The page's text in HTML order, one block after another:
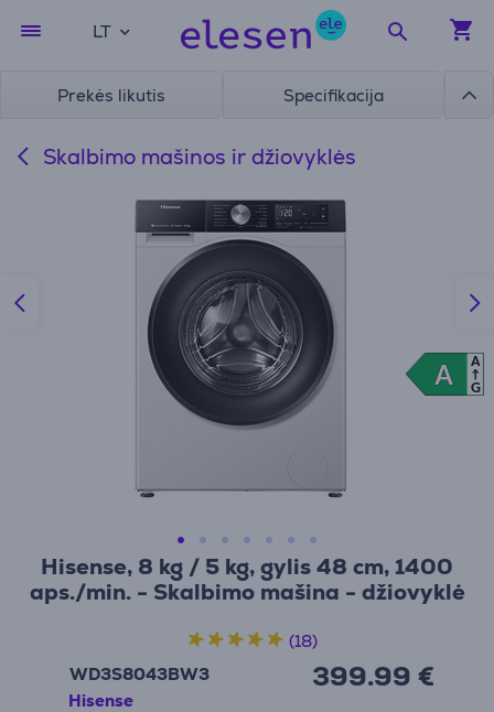
LT
Prekės likutis Specifikacija
Skalbimo mašinos ir džiovyklės
Hisense, 8 kg / 5 kg, gylis 48 cm, 1400
aps./min. - Skalbimo mašina - džiovyklė
WD3S8043BW3
Hisense
399.99 €
(18)
A
A
A
G